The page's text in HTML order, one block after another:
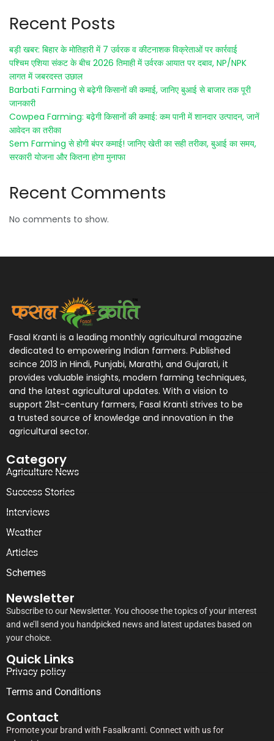
Recent Posts
बड़ी खबर: बिहार के मोतिहारी में 7 उर्वरक व कीटनाशक विक्रेताओं पर कार्रवाई
पश्चिम एशिया संकट के बीच 2026 तिमाही में उर्वरक आयात पर दबाव, NP/NPK
लागत में जबरदस्त उछाल
Barbati Farming से बढ़ेगी किसानों की कमाई, जानिए बुआई से बाजार तक पूरी
जानकारी
Cowpea Farming: बढ़ेगी किसानों की कमाई: कम पानी में शानदार उत्पादन, जानें
आवेदन का तरीका
Sem Farming से होगी बंपर कमाई! जानिए खेती का सही तरीका, बुआई का समय,
सरकारी योजना और कितना होगा मुनाफा
Recent Comments
No comments to show.
Fasal Kranti is a leading monthly agricultural magazine
dedicated to empowering Indian farmers. Published
scince 2013 in Hindi, Punjabi, Marathi, and Gujarati, it
provides valuable insights, modern farming techniques,
and the latest agricultural updates. With a vision to
support 21st-century farmers, Fasal Kranti strives to be
a trusted source of knowledge and innovation in the
agricultural sector.
Category
Agriculture News
Success Stories
Interviews
Weather
Articles
Schemes
Newsletter
Subscribe to our Newsletter. You choose the topics of your interest
and we’ll send you handpicked news and latest updates based on
your choice.
Quick Links
Privacy policy
Terms and Conditions
Contact
Promote your brand with Fasalkranti. Connect with us for